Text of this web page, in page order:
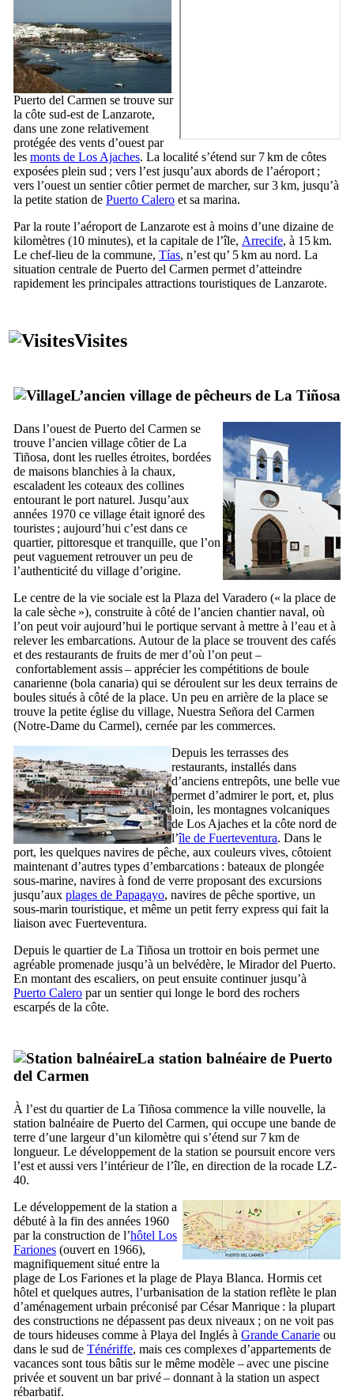
Puerto del Carmen se trouve sur
la côte sud-est de Lanzarote,
dans une zone relativement
protégée des vents d’ouest par
les monts de Los Ajaches. La localité s’étend sur 7 km de côtes
exposées plein sud ; vers l’est jusqu’aux abords de l’aéroport ;
vers l’ouest un sentier côtier permet de marcher, sur 3 km, jusqu’à
la petite station de Puerto Calero et sa marina.
Par la route l’aéroport de Lanzarote est à moins d’une dizaine de
kilomètres (10 minutes), et la capitale de l’île, Arrecife, à 15 km.
Le chef-lieu de la commune, Tías, n’est qu’ 5 km au nord. La
situation centrale de Puerto del Carmen permet d’atteindre
rapidement les principales attractions touristiques de Lanzarote.
Visites
L’ancien village de pêcheurs de La Tiñosa
Dans l’ouest de Puerto del Carmen se
trouve l’ancien village côtier de La
Tiñosa, dont les ruelles étroites, bordées
de maisons blanchies à la chaux,
escaladent les coteaux des collines
entourant le port naturel. Jusqu’aux
années 1970 ce village était ignoré des
touristes ; aujourd’hui c’est dans ce
quartier, pittoresque et tranquille, que l’on
peut vaguement retrouver un peu de
l’authenticité du village d’origine.
Le centre de la vie sociale est la Plaza del Varadero (« la place de
la cale sèche »), construite à côté de l’ancien chantier naval, où
l’on peut voir aujourd’hui le portique servant à mettre à l’eau et à
relever les embarcations. Autour de la place se trouvent des cafés
et des restaurants de fruits de mer d’où l’on peut –
confortablement assis – apprécier les compétitions de boule
canarienne (bola canaria) qui se déroulent sur les deux terrains de
boules situés à côté de la place. Un peu en arrière de la place se
trouve la petite église du village, Nuestra Señora del Carmen
(Notre-Dame du Carmel), cernée par les commerces.
Depuis les terrasses des
restaurants, installés dans
d’anciens entrepôts, une belle vue
permet d’admirer le port, et, plus
loin, les montagnes volcaniques
de Los Ajaches et la côte nord de
l’île de Fuerteventura. Dans le
port, les quelques navires de pêche, aux couleurs vives, côtoient
maintenant d’autres types d’embarcations : bateaux de plongée
sous-marine, navires à fond de verre proposant des excursions
jusqu’aux plages de Papagayo, navires de pêche sportive, un
sous-marin touristique, et même un petit ferry express qui fait la
liaison avec Fuerteventura.
Depuis le quartier de La Tiñosa un trottoir en bois permet une
agréable promenade jusqu’à un belvédère, le Mirador del Puerto.
En montant des escaliers, on peut ensuite continuer jusqu’à
Puerto Calero par un sentier qui longe le bord des rochers
escarpés de la côte.
La station balnéaire de Puerto
del Carmen
À l’est du quartier de La Tiñosa commence la ville nouvelle, la
station balnéaire de Puerto del Carmen, qui occupe une bande de
terre d’une largeur d’un kilomètre qui s’étend sur 7 km de
longueur. Le développement de la station se poursuit encore vers
l’est et aussi vers l’intérieur de l’île, en direction de la rocade LZ-
40.
Le développement de la station a
débuté à la fin des années 1960
par la construction de l’hôtel Los
Fariones (ouvert en 1966),
magnifiquement situé entre la
plage de Los Fariones et la plage de Playa Blanca. Hormis cet
hôtel et quelques autres, l’urbanisation de la station reflète le plan
d’aménagement urbain préconisé parCésar Manrique : la plupart
des constructions ne dépassent pas deux niveaux ; on ne voit pas
de tours hideuses comme à Playa del Inglés à Grande Canarie ou
dans le sud de Ténériffe, mais ces complexes d’appartements de
vacances sont tous bâtis sur le même modèle – avec une piscine
privée et souvent un bar privé – donnant à la station un aspect
rébarbatif.